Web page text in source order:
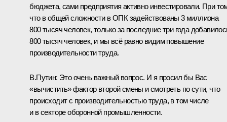
бюджета, сами предприятия активно инвестировали. При
что в общей сложности в ОПК задействованы 3 миллиона
800 тысяч человек, только за последние три года
800 тысяч человек, и мы всё равно видим повышение
производительности труда.
В.Путин: Это очень важный вопрос. И я просил бы Вас
«вычистить» фактор второй смены и смотреть по сути, что
происходит с производительностью труда, в том числе
и в секторе оборонной промышленности.